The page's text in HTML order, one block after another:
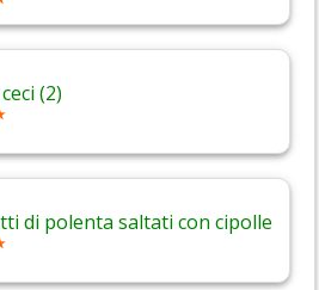
(2)
di polenta saltati con cipolle